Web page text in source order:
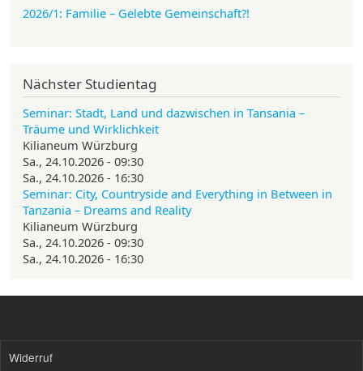
2026/1: Familie – Gelebte Gemeinschaft?!
Nächster Studientag
Seminar: Stadt, Land und dazwischen in Tansania –
Träume und Wirklichkeit
Kilianeum Würzburg
Sa., 24.10.2026 - 09:30
Sa., 24.10.2026 - 16:30
Seminar: City, Countryside and Everything in Between in
Tanzania – Dreams and Reality
Kilianeum Würzburg
Sa., 24.10.2026 - 09:30
Sa., 24.10.2026 - 16:30
Widerruf